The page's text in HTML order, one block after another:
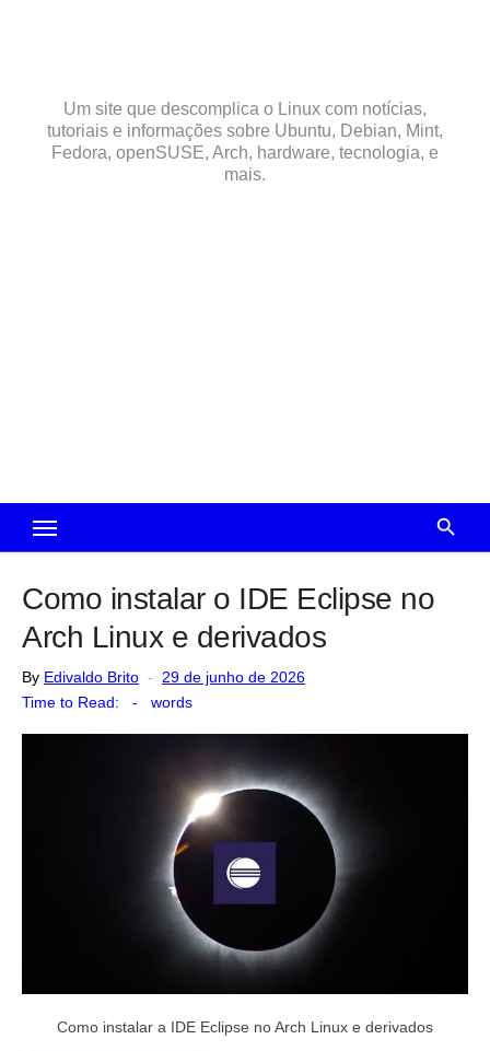
Um site que descomplica o Linux com notícias,
tutoriais e informações sobre Ubuntu, Debian, Mint,
Fedora, openSUSE, Arch, hardware, tecnologia, e
mais.
Como instalar o IDE Eclipse no
Arch Linux e derivados
By Edivaldo Brito
Posted
29 de junho de 2026
Time to Read:
- words
Como instalar a IDE Eclipse no Arch Linux e derivados